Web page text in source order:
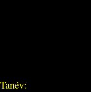
Tanév: